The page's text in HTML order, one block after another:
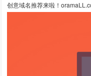
创意域名推荐来啦！